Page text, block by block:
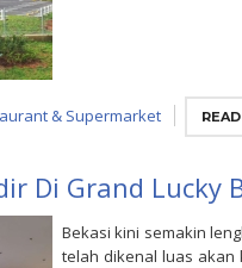
& Supermarket
Di Grand Lucky
Bekasi kini semakin
telah dikenal luas akan